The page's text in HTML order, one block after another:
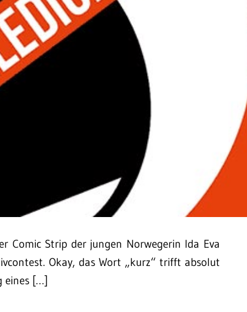
Comic Strip der jungen Norwegerin Ida Eva
Okay, das Wort „kurz“ trifft absolut
eines […]